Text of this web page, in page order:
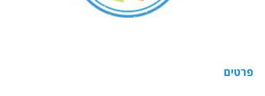
פרטים